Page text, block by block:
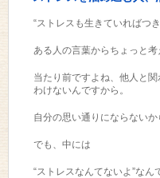
“ストレスも生きていればつ
ある人の言葉からちょっと考
当たり前ですよね、他人と
わけないんですから。
自分の思い通りにならないか
でも、中には
“ストレスなんてないよ”なん